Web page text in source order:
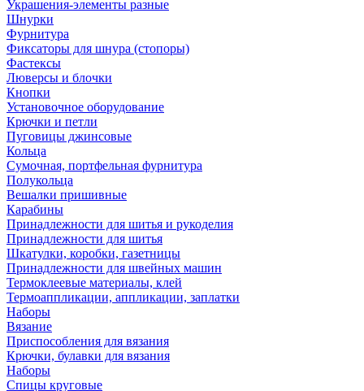
Украшения-элементы разные
Шнурки
Фурнитура
Фиксаторы для шнура (стопоры)
Фастексы
Люверсы и блочки
Кнопки
Установочное оборудование
Крючки и петли
Пуговицы джинсовые
Кольца
Сумочная, портфельная фурнитура
Полукольца
Вешалки пришивные
Карабины
Принадлежности для шитья и рукоделия
Принадлежности для шитья
Шкатулки, коробки, газетницы
Принадлежности для швейных машин
Термоклеевые материалы, клей
Термоаппликации, аппликации, заплатки
Наборы
Вязание
Приспособления для вязания
Крючки, булавки для вязания
Наборы
Спицы круговые